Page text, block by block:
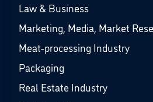
Law & Business
Marketing, Media, Market
Meat-processing Industry
Packaging
Real Estate Industry